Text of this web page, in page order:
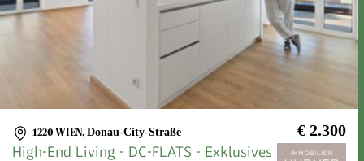
1220 WIEN, Donau-City-Straße € 2.300
High-End Living - DC-FLATS - Exklusives